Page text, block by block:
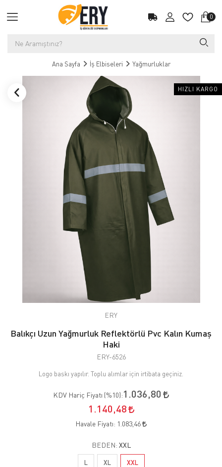
0
Ana Sayfa İş Elbiseleri Yağmurluklar
HIZLI KARGO
ERY
Balıkçı Uzun Yağmurluk Reflektörlü Pvc Kalın Kumaş
Haki
ERY-6526
Logo baskı yapılır. Toplu alımlar için irtibata geçiniz.
KDV Hariç Fiyatı (%10):1.036,80
1.140,48
Havale Fiyatı: 1.083,46
BEDEN: XXL
L XL XXL